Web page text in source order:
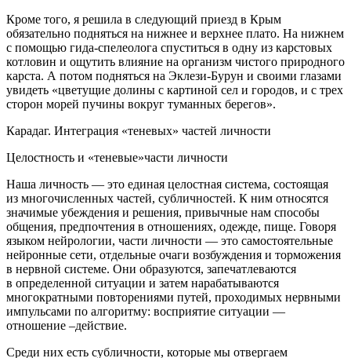
Кроме того, я решила в следующий приезд в Крым
обязательно подняться на нижнее и верхнее плато. На нижнем
с помощью гида-спелеолога спуститься в одну из карстовых
котловин и ощутить влияние на организм чистого природного
карста. А потом подняться на Эклези-Бурун и своими глазами
увидеть «цветущие долины с картиной сел и городов, и с трех
сторон морей пучины вокруг туманных берегов».
Карадаг. Интеграция «теневых» частей личности
Целостность и «теневые»части личности
Наша личность — это единая целостная система, состоящая
из многочисленных частей, субличностей. К ним относятся
значимые убеждения и решения, привычные нам способы
общения, предпочтения в отношениях, одежде, пище. Говоря
языком нейрологии, части личности — это самостоятельные
нейронные сети, отдельные очаги возбуждения и торможения
в нервной системе. Они образуются, запечатлеваются
в определенной ситуации и затем нарабатываются
многократными повторениями путей, проходимых нервными
импульсами по алгоритму: восприятие ситуации —
отношение –действие.
Среди них есть субличности, которые мы отвергаем